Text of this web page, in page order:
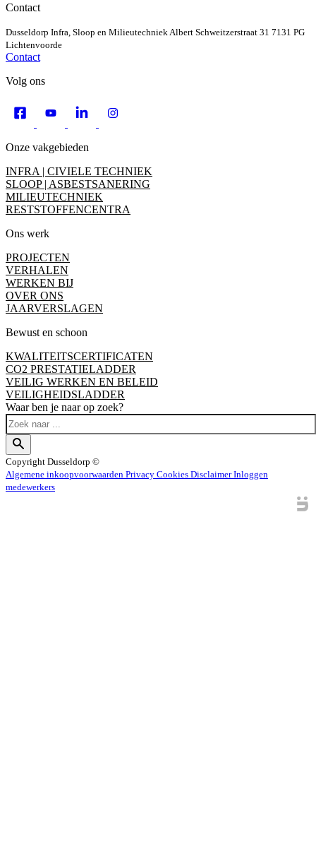
Contact
Dusseldorp Infra, Sloop en Milieutechniek Albert Schweitzerstraat 31 7131 PG
Lichtenvoorde
Contact
Volg ons
Onze vakgebieden
INFRA | CIVIELE TECHNIEK
SLOOP | ASBESTSANERING
MILIEUTECHNIEK
RESTSTOFFENCENTRA
Ons werk
PROJECTEN
VERHALEN
WERKEN BIJ
OVER ONS
JAARVERSLAGEN
Bewust en schoon
KWALITEITSCERTIFICATEN
CO2 PRESTATIELADDER
VEILIG WERKEN EN BELEID
VEILIGHEIDSLADDER
Waar ben je naar op zoek?
Copyright Dusseldorp ©
Algemene inkoopvoorwaarden Privacy Cookies DisclaimerInloggen
medewerkers